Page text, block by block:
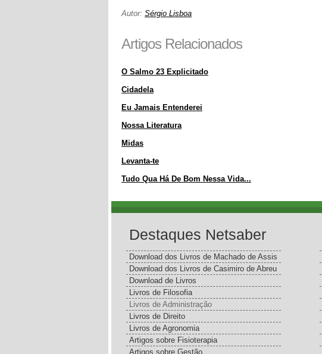
Autor: Sérgio Lisboa
Artigos Relacionados
O Salmo 23 Explicitado
Cidadela
Eu Jamais Entenderei
Nossa Literatura
Midas
Levanta-te
Tudo Qua Há De Bom Nessa Vida...
Destaques Netsaber
Download dos Livros de Machado de Assis
Download dos Livros de Casimiro de Abreu
Download de Livros
Livros de Filosofia
Livros de Administração
Livros de Direito
Livros de Agronomia
Artigos sobre Fisioterapia
Artigos sobre Gestão